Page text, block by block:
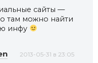
сайты —
там можно найти
инфу
2013-05-31 в 23:05